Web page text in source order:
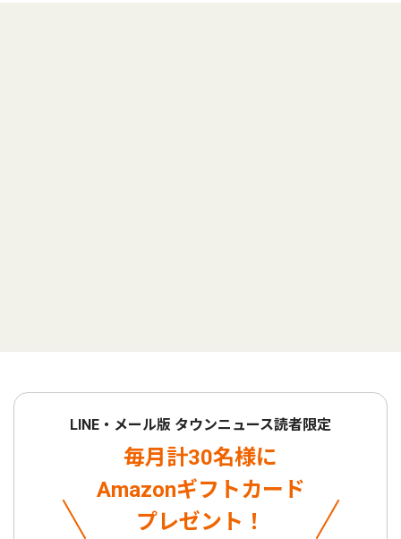
LINE・メール版 タウンニュース読者限定
毎月計30名様に
Amazonギフトカード
プレゼント！